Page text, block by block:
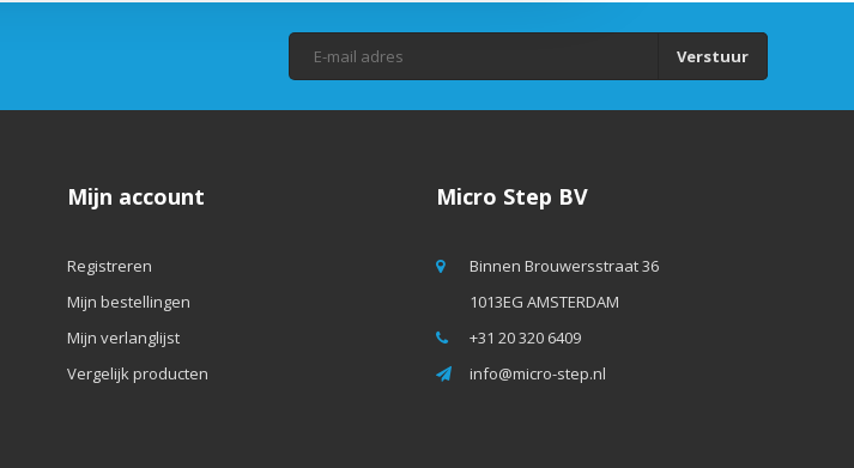
Verstuur
Mijn account
Registreren
Mijn bestellingen
Mijn verlanglijst
Vergelijk producten
Micro Step BV
Binnen Brouwersstraat 36
1013EG AMSTERDAM
+31 20 320 6409
info@micro-step.nl